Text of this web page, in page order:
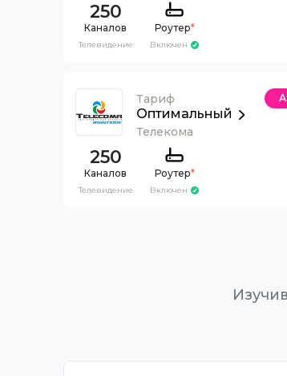
250
Каналов
Телевидение
Роутер*
Включен
Тариф
Оптимальный
Телекома
250
Каналов
Телевидение
Роутер*
Включен